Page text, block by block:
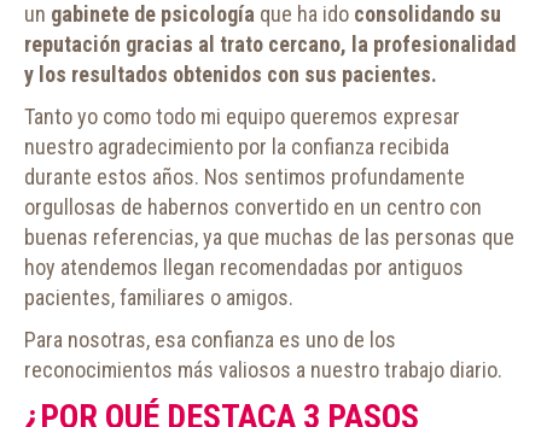
un gabinete de psicología que ha ido consolidando su
reputación gracias al trato cercano, la profesionalidad
y los resultados obtenidos con sus pacientes.
Tanto yo como todo mi equipo queremos expresar
nuestro agradecimiento por la confianza recibida
durante estos años. Nos sentimos profundamente
orgullosas de habernos convertido en un centro con
buenas referencias, ya que muchas de las personas que
hoy atendemos llegan recomendadas por antiguos
pacientes, familiares o amigos.
Para nosotras, esa confianza es uno de los
reconocimientos más valiosos a nuestro trabajo diario.
¿POR QUÉ DESTACA 3 PASOS